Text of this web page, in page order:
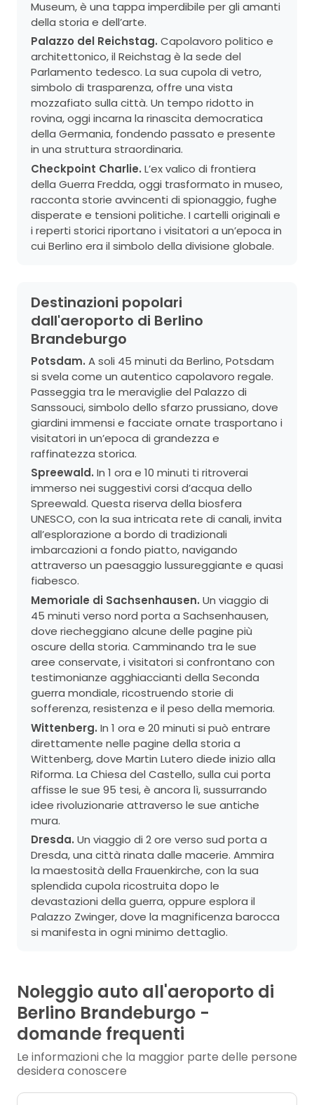
Museum, è una tappa imperdibile per gli amanti
della storia e dell’arte.
Palazzo del Reichstag. Capolavoro politico e
architettonico, il Reichstag è la sede del
Parlamento tedesco. La sua cupola di vetro,
simbolo di trasparenza, offre una vista
mozzafiato sulla città. Un tempo ridotto in
rovina, oggi incarna la rinascita democratica
della Germania, fondendo passato e presente
in una struttura straordinaria.
Checkpoint Charlie. L’ex valico di frontiera
della Guerra Fredda, oggi trasformato in museo,
racconta storie avvincenti di spionaggio, fughe
disperate e tensioni politiche. I cartelli originali e
i reperti storici riportano i visitatori a un’epoca in
cui Berlino era il simbolo della divisione globale.
Destinazioni popolari
dall'aeroporto di Berlino
Brandeburgo
Potsdam. A soli 45 minuti da Berlino, Potsdam
si svela come un autentico capolavoro regale.
Passeggia tra le meraviglie del Palazzo di
Sanssouci, simbolo dello sfarzo prussiano, dove
giardini immensi e facciate ornate trasportano i
visitatori in un’epoca di grandezza e
raffinatezza storica.
Spreewald. In 1 ora e 10 minuti ti ritroverai
immerso nei suggestivi corsi d’acqua dello
Spreewald. Questa riserva della biosfera
UNESCO, con la sua intricata rete di canali, invita
all’esplorazione a bordo di tradizionali
imbarcazioni a fondo piatto, navigando
attraverso un paesaggio lussureggiante e quasi
fiabesco.
Memoriale di Sachsenhausen. Un viaggio di
45 minuti verso nord porta a Sachsenhausen,
dove riecheggiano alcune delle pagine più
oscure della storia. Camminando tra le sue
aree conservate, i visitatori si confrontano con
testimonianze agghiaccianti della Seconda
guerra mondiale, ricostruendo storie di
sofferenza, resistenza e il peso della memoria.
Wittenberg. In 1 ora e 20 minuti si può entrare
direttamente nelle pagine della storia a
Wittenberg, dove Martin Lutero diede inizio alla
Riforma. La Chiesa del Castello, sulla cui porta
affisse le sue 95 tesi, è ancora lì, sussurrando
idee rivoluzionarie attraverso le sue antiche
mura.
Dresda. Un viaggio di 2 ore verso sud porta a
Dresda, una città rinata dalle macerie. Ammira
la maestosità della Frauenkirche, con la sua
splendida cupola ricostruita dopo le
devastazioni della guerra, oppure esplora il
Palazzo Zwinger, dove la magnificenza barocca
si manifesta in ogni minimo dettaglio.
Noleggio auto all'aeroporto di
Berlino Brandeburgo -
domande frequenti
Le informazioni che la maggior parte delle persone
desidera conoscere